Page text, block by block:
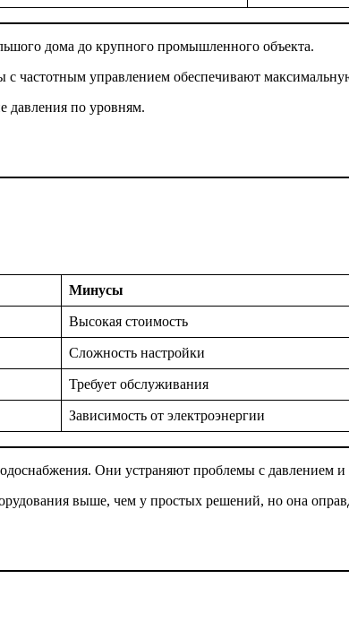
дома до крупного промышленного объекта.
управлением обеспечивают
давления по уровням.
Минусы
Высокая стоимость
Сложность настройки
Требует обслуживания
Зависимость от электроэнергии
Они устраняют проблемы с давлением и
выше, чем у простых решений, но она